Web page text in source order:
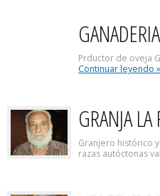
Prductor de oveja
Continuar leyendo »
GRANJA LA
Granjero histórico
razas autóctonas